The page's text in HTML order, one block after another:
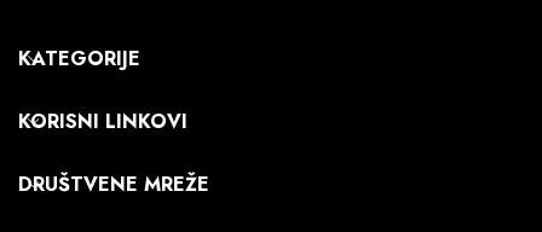
KATEGORIJE
KORISNI LINKOVI
DRUŠTVENE MREŽE